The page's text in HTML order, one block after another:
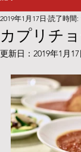
カプリチ
2019年1月17日 読了時間:
更新日： 2019年1月17